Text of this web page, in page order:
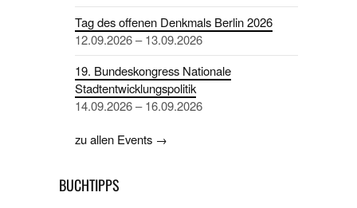
Tag des offenen Denkmals Berlin 2026
12.09.2026 – 13.09.2026
19. Bundeskongress Nationale
Stadtentwicklungspolitik
14.09.2026 – 16.09.2026
zu allen Events →
BUCHTIPPS